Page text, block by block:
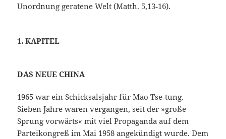
Unordnung geratene Welt (Matth. 5,13‑16).
1. KAPITEL
DAS NEUE CHINA
1965 war ein Schicksalsjahr für Mao Tse‑tung.
Sieben Jahre waren vergangen, seit der »große
Sprung vorwärts« mit viel Propaganda auf dem
Parteikongreß im Mai 1958 angekündigt wurde. Dem